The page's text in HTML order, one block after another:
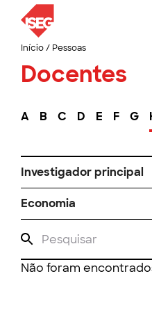
Início/ Pessoas
Docentes
A B C D E F G
Investigador principal
Economia
Não foram